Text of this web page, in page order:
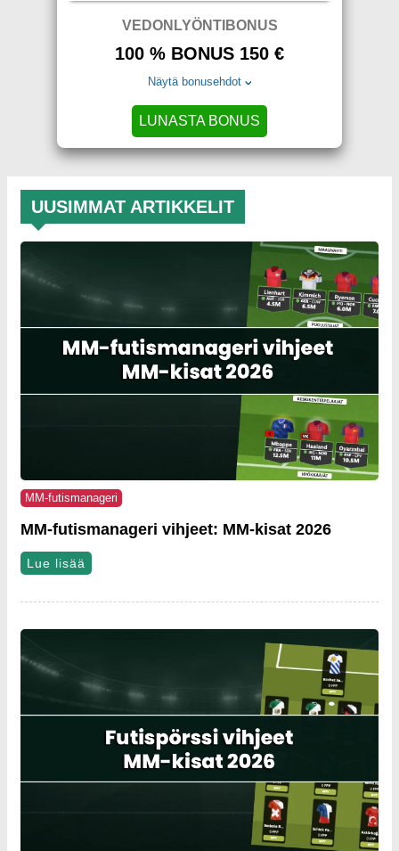
VEDONLYÖNTIBONUS
100 % BONUS 150 €
Näytä bonusehdot
LUNASTA BONUS
UUSIMMAT ARTIKKELIT
MM-futismanageri
MM-futismanageri vihjeet: MM-kisat 2026
Lue lisää